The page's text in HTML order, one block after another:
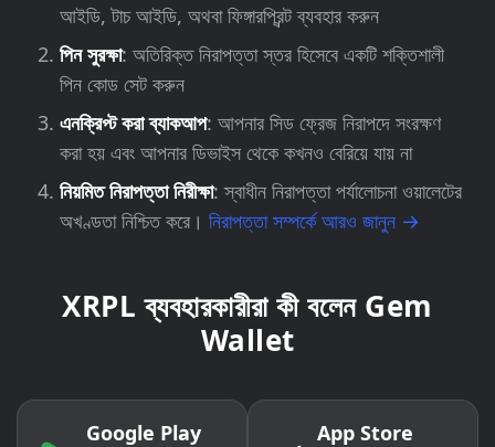
আইডি, টাচ আইডি, অথবা ফিঙ্গারপ্রিন্ট ব্যবহার করুন
পিন সুরক্ষা: অতিরিক্ত নিরাপত্তা স্তর হিসেবে একটি শক্তিশালী
পিন কোড সেট করুন
এনক্রিপ্ট করা ব্যাকআপ: আপনার সিড ফ্রেজ নিরাপদে সংরক্ষণ
করা হয় এবং আপনার ডিভাইস থেকে কখনও বেরিয়ে যায় না
নিয়মিত নিরাপত্তা নিরীক্ষা: স্বাধীন নিরাপত্তা পর্যালোচনা ওয়ালেটের
অখণ্ডতা নিশ্চিত করে। নিরাপত্তা সম্পর্কে আরও জানুন →
XRPL ব্যবহারকারীরা কী বলেন Gem
Wallet
Google Play App Store